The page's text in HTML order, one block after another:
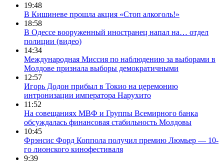
19:48
В Кишиневе прошла акция «Стоп алкоголь!»
18:58
В Одессе вооруженный иностранец напал на… отдел
полиции (видео)
14:34
Международная Миссия по наблюдению за выборами в
Молдове признала выборы демократичными
12:57
Игорь Додон прибыл в Токио на церемонию
интронизации императора Нарухито
11:52
На совещаниях МВФ и Группы Всемирного банка
обсуждалась финансовая стабильность Молдовы
10:45
Фрэнсис Форд Коппола получил премию Люмьер — 10-
го лионского кинофестиваля
9:39